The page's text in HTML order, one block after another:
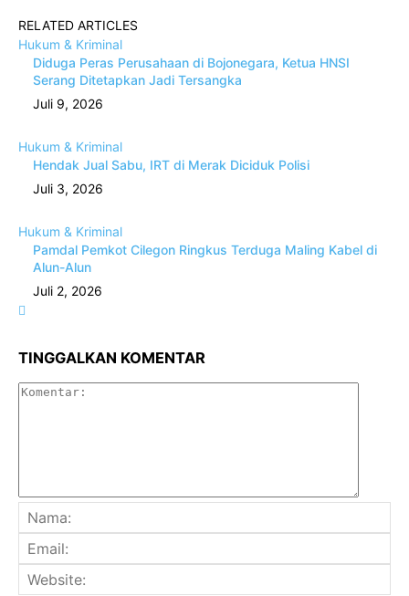
RELATED ARTICLES
Hukum & Kriminal
Diduga Peras Perusahaan di Bojonegara, Ketua HNSI
Serang Ditetapkan Jadi Tersangka
Juli 9, 2026
Hukum & Kriminal
Hendak Jual Sabu, IRT di Merak Diciduk Polisi
Juli 3, 2026
Hukum & Kriminal
Pamdal Pemkot Cilegon Ringkus Terduga Maling Kabel di
Alun-Alun
Juli 2, 2026
TINGGALKAN KOMENTAR